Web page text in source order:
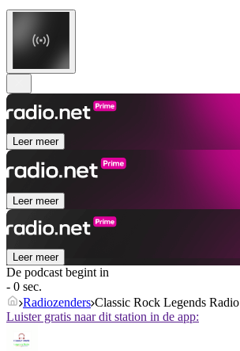
Leer meer
Leer meer
Leer meer
De podcast begint in
- 0 sec.
Radiozenders Classic Rock Legends Radio
Luister gratis naar dit station in de app: